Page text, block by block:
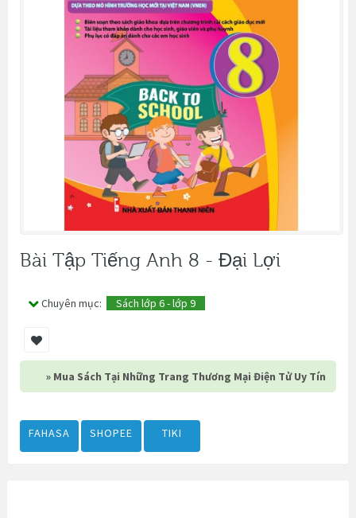
Bài Tập Tiếng Anh 8 - Đại Lợi
Chuyên mục: Sách lớp 6 - lớp 9
» Mua Sách Tại Những Trang Thương Mại Điện Tử Uy Tín
FAHASA SHOPEE TIKI